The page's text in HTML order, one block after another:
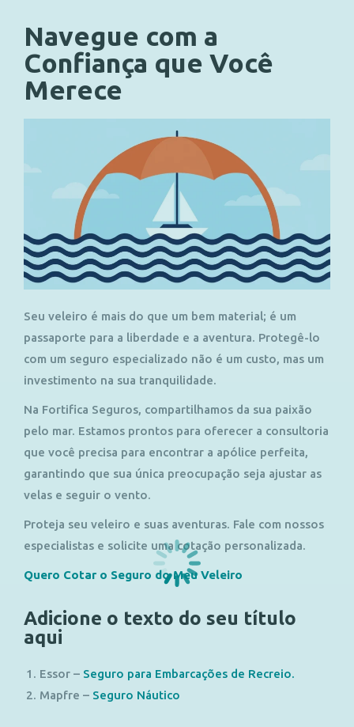
Navegue com a
Confiança que Você
Merece
Seu veleiro é mais do que um bem material; é um
passaporte para a liberdade e a aventura. Protegê-lo
com um seguro especializado não é um custo, mas um
investimento na sua tranquilidade.
Na Fortifica Seguros, compartilhamos da sua paixão
pelo mar. Estamos prontos para oferecer a consultoria
que você precisa para encontrar a apólice perfeita,
garantindo que sua única preocupação seja ajustar as
velas e seguir o vento.
Proteja seu veleiro e suas aventuras. Fale com nossos
especialistas e solicite uma cotação personalizada.
Quero Cotar o Seguro do Meu Veleiro
Adicione o texto do seu título
aqui
Essor – Seguro para Embarcações de Recreio.
Mapfre – Seguro Náutico